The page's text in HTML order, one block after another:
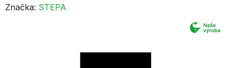
Značka: STEPA